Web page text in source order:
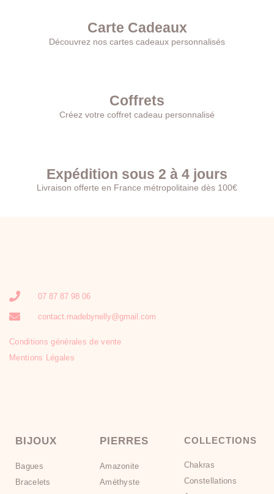
Carte Cadeaux
Découvrez nos cartes cadeaux personnalisés
Coffrets
Créez votre coffret cadeau personnalisé
Expédition sous 2 à 4 jours
Livraison offerte en France métropolitaine dès 100€
07 87 87 98 06
contact.madebynelly@gmail.com
Conditions générales de vente
Mentions Légales
BIJOUX
Bagues
Bracelets
PIERRES
Amazonite
Améthyste
COLLECTIONS
Chakras
Constellations